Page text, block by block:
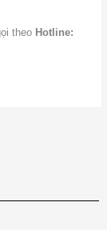
theo Hotline: